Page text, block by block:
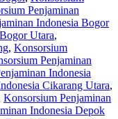
Penjaminan
Indonesia Bogor
Utara,
, Konsorsium
Penjaminan
Indonesia
Cikarang Utara,
Konsorsium Penjaminan
Indonesia Depok